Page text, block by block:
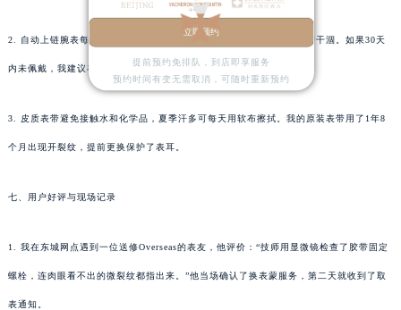
2. 自动上链腕表每月至少手动上链一次，避免机芯内润滑油因长期不转干涸。如果30天
内未佩戴，我建议在每月15号左右补链30圈。
3. 皮质表带避免接触水和化学品，夏季汗多可每天用软布擦拭。我的原装表带用了1年8
个月出现开裂纹，提前更换保护了表耳。
七、用户好评与现场记录
1. 我在东城网点遇到一位送修Overseas的表友，他评价：“技师用显微镜检查了胶带固定
螺栓，连肉眼看不出的微裂纹都指出来。”他当场确认了换表蒙服务，第二天就收到了取
表通知。
立即预约
提前预约免排队，到店即享服务
预约时间有变无需取消，可随时重新预约